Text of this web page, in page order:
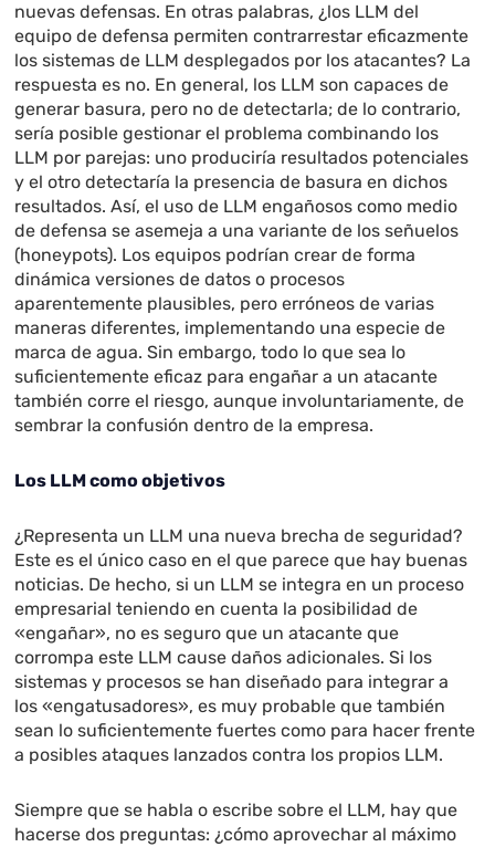
nuevas defensas. En otras palabras, ¿los LLM del
equipo de defensa permiten contrarrestar eficazmente
los sistemas de LLM desplegados por los atacantes? La
respuesta es no. En general, los LLM son capaces de
generar basura, pero no de detectarla; de lo contrario,
sería posible gestionar el problema combinando los
LLM por parejas: uno produciría resultados potenciales
y el otro detectaría la presencia de basura en dichos
resultados. Así, el uso de LLM engañosos como medio
de defensa se asemeja a una variante de los señuelos
(honeypots). Los equipos podrían crear de forma
dinámica versiones de datos o procesos
aparentemente plausibles, pero erróneos de varias
maneras diferentes, implementando una especie de
marca de agua. Sin embargo, todo lo que sea lo
suficientemente eficaz para engañar a un atacante
también corre el riesgo, aunque involuntariamente, de
sembrar la confusión dentro de la empresa.
Los LLM como objetivos
¿Representa un LLM una nueva brecha de seguridad?
Este es el único caso en el que parece que hay buenas
noticias. De hecho, si un LLM se integra en un proceso
empresarial teniendo en cuenta la posibilidad de
«engañar», no es seguro que un atacante que
corrompa este LLM cause daños adicionales. Si los
sistemas y procesos se han diseñado para integrar a
los «engatusadores», es muy probable que también
sean lo suficientemente fuertes como para hacer frente
a posibles ataques lanzados contra los propios LLM.
Siempre que se habla o escribe sobre el LLM, hay que
hacerse dos preguntas: ¿cómo aprovechar al máximo